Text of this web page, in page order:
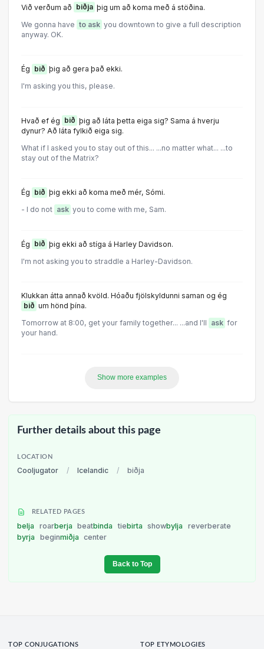
Við verðum að biðja þig um að koma með á stöðina.
We gonna have to ask you downtown to give a full description
anyway. OK.
Ég bið þig að gera það ekki.
I'm asking you this, please.
Hvað ef ég bið þig að láta þetta eiga sig? Sama á hverju
dynur? Að láta fylkið eiga sig.
What if I asked you to stay out of this... ...no matter what... ...to
stay out of the Matrix?
Ég bið þig ekki að koma með mér, Sómi.
- I do not ask you to come with me, Sam.
Ég bið þig ekki að stíga á Harley Davidson.
I'm not asking you to straddle a Harley-Davidson.
Klukkan átta annað kvöld. Hóaðu fjölskyldunni saman og ég
bið um hönd þína.
Tomorrow at 8:00, get your family together... ...and I'll ask for
your hand.
Show more examples
Further details about this page
LOCATION
Cooljugator / Icelandic / biðja
RELATED PAGES
belja roarberja beatbinda tiebirta showbylja
reverberate
byrja
beginmiðja center
Back to Top
TOP CONJUGATIONS TOP ETYMOLOGIES